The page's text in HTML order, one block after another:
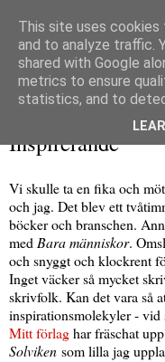
Inspirerande
Vi skulle ta en fika och
och jag. Det blev ett
böcker och branschen.
med Bara människor.
och snyggt och klockrent
Inget väcker så mycket
skrivfolk. Kan det vara så
inspirationsmolekyler - vid
Mitt förlaghar fräschat
Solviken som lilla jag
This site uses
and to analyze traffic.
shared with Google
metrics to ensure
statistics, and to